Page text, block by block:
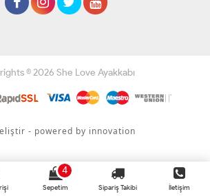
© 2026 She Love Ayakkabı
- powered by innovation
4
Sepetim Sipariş Takibi İletişim